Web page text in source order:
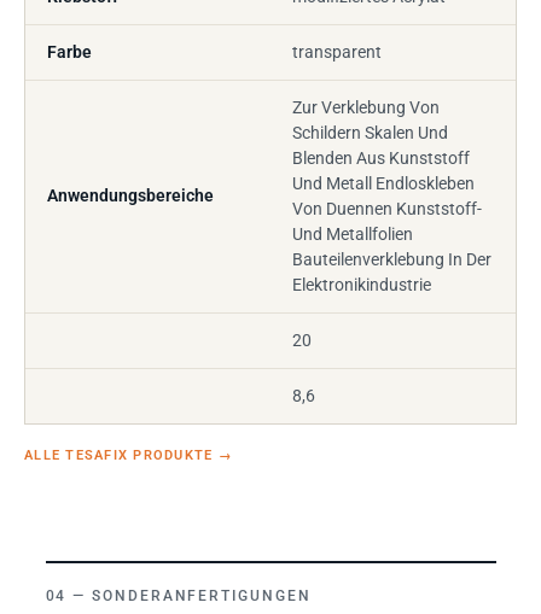
Farbe transparent
Anwendungsbereiche
Zur Verklebung Von
Schildern Skalen Und
Blenden Aus Kunststoff
Und Metall Endloskleben
Von Duennen Kunststoff-
Und Metallfolien
Bauteilenverklebung In Der
Elektronikindustrie
20
8,6
ALLE TESAFIX PRODUKTE →
SONDERANFERTIGUNGEN